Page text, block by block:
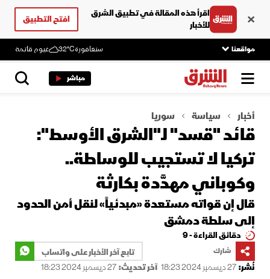
اقرأ هذه المقالة في تطبيق الشرق
للأخبار
افتح التطبيق
مواقعنا سنغافورة32°C غيوم قاتمة
مباشر
أخبار سياسة سوريا
قائد "قسد" لـ"الشرق الأوسط":
تركيا لا تستجيب للوساطة..
وكوباني مهدَّدة بكارثة
قال إن قواته مستعدة «مبدئياً» لنقل أمن الحدود
إلى سلطة دمشق
دقائق القراءة - 9
شارك
تابع آخر الأخبار على واتساب
نُشر:27 ديسمبر 2024 18:23 آخر تحديث:27 ديسمبر 2024 18:23